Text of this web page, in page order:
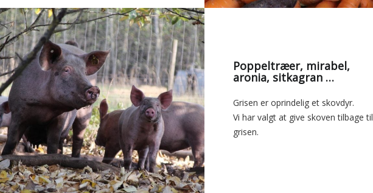
Poppeltræer, mirabel,
aronia, sitkagran …
Grisen er oprindelig et skovdyr.
Vi har valgt at give skoven tilbage til
grisen.